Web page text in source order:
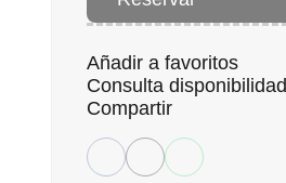
Añadir a favoritos
Consulta disponibilidad
Compartir